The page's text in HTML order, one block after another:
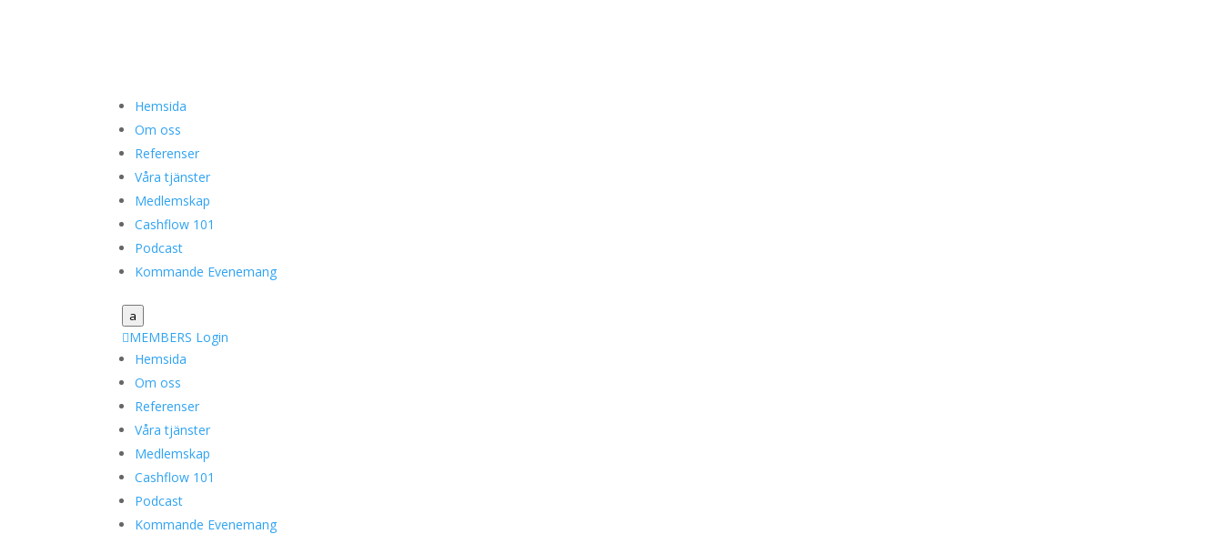
Hemsida
Om oss
Referenser
Våra tjänster
Medlemskap
Cashflow 101
Podcast
Kommande Evenemang
a
MEMBERS Login
Hemsida
Om oss
Referenser
Våra tjänster
Medlemskap
Cashflow 101
Podcast
Kommande Evenemang